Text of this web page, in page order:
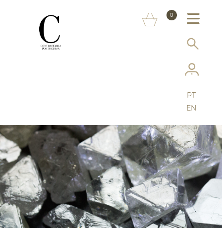
0
SERVIÇOS
MAIS CONTRASTARIA
FAQ
LOJA ONLINE
PT
EN